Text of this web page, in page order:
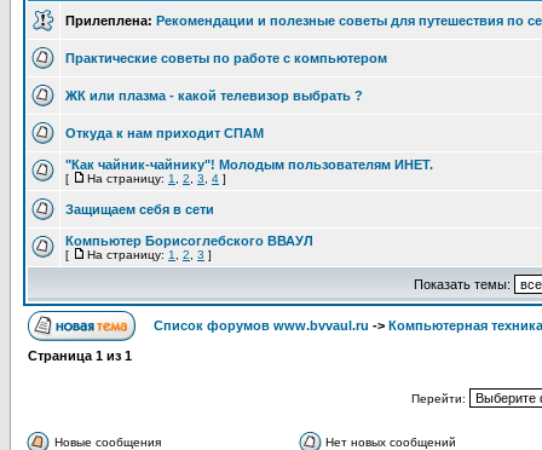
Прилеплена: Рекомендации и полезные советы для путешествия по
Практические советы по работе с компьютером
ЖК или плазма - какой телевизор выбрать ?
Откуда к нам приходит СПАМ
"Как чайник-чайнику"! Молодым пользователям ИНЕТ.
[ На страницу: 1 2 3 4 ]
Защищаем себя в сети
Компьютер Борисоглебского ВВАУЛ
[ На страницу: 1 2 3 ]
Показать темы:
Список форумов www.bvvaul.ru -> Компьютерная
Страница 1 из 1
Перейти:
Новые сообщения
Нет новых сообщений